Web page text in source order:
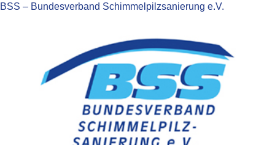
BSS – Bundesverband Schimmelpilzsanierung e.V.